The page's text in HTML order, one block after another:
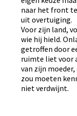
naar het front
uit overtuiging.
Voor zijn land,
wie hij hield.
getroffen door
ruimte liet voor
van zijn
zou moeten
niet verdwijnt.